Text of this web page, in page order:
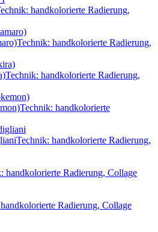
handkolorierte Radierung,
Technik: handkolorierte Radierung,
Technik: handkolorierte Radierung,
Technik: handkolorierte
Technik: handkolorierte Radierung,
handkolorierte Radierung, Collage
Radierung, Collage